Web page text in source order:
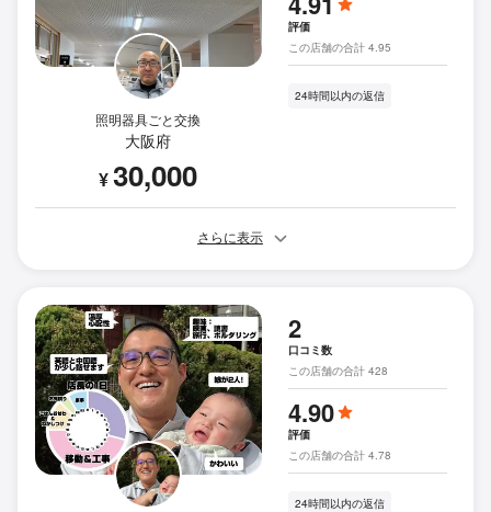
照明器具ごと交換
大阪府
¥30,000
評価
この店舗の合計 4.95
24時間以内の返信
さらに表示
2
口コミ数
この店舗の合計 428
4.90
評価
この店舗の合計 4.78
24時間以内の返信